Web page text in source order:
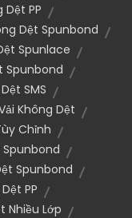
Dệt PP
Dệt Spunbond
Spunlace
Spunbond
SMS
Không Dệt
Chỉnh
Spunbond
Spunbond
PP
Nhiều Lớp